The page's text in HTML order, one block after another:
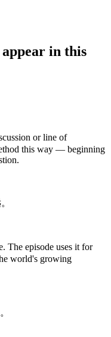
in this
or line of
this way — beginning
The episode uses it for
world's growing